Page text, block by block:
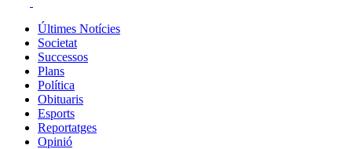
Últimes Notícies
Societat
Successos
Plans
Política
Obituaris
Esports
Reportatges
Opinió